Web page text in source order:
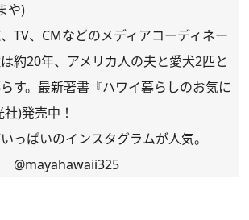
や)
TV、CMなどのメディアコーディネー
約20年、アメリカ人の夫と愛犬2匹と
す。最新著書 『ハワイ暮らしのお気に
)発売中！
っぱいのインスタグラムが人気。
@mayahawaii325